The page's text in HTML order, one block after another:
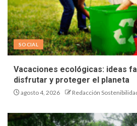
SOCIAL
Vacaciones ecológicas: ideas
disfrutar y proteger el planeta
agosto 4, 2026 Redacción